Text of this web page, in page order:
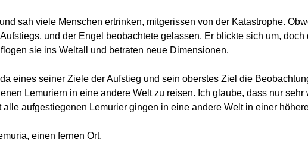
sah viele Menschen ertrinken, mitgerissen von der Katastrophe.
und der Engel beobachtete gelassen. Er blickte sich um,
sie ins Weltall und betraten neue Dimensionen.
eines seiner Ziele der Aufstieg und sein oberstes Ziel die
Lemuriern in eine andere Welt zu reisen. Ich glaube, dass nur
alle aufgestiegenen Lemurier gingen in eine andere Welt in einer
einen fernen Ort.